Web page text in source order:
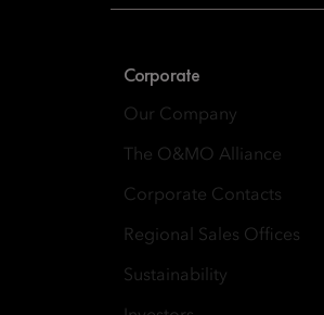
Corporate
Our Company
The O&MO Alliance
Corporate Contacts
Regional Sales Offices
Sustainability